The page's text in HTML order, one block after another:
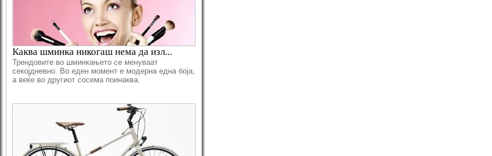
Каква шминка никогаш нема да изл...
Трендовите во шминкањето се менуваат
секојдневно. Во еден момент е модерна една боја,
а веќе во другиот сосема поинаква.